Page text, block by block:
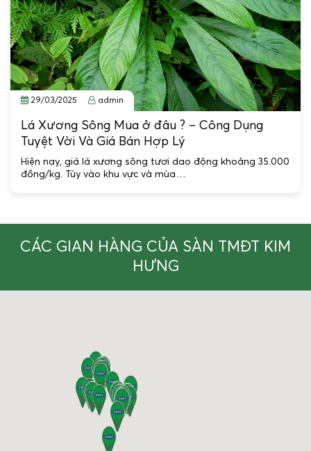
29/03/2025 admin
Lá Xương Sông Mua ở đâu ? – Công Dụng
Tuyệt Vời Và Giá Bán Hợp Lý
Hiện nay, giá lá xương sông tươi dao động khoảng 35.000
đồng/kg. Tùy vào khu vực và mùa…
CÁC GIAN HÀNG CỦA SÀN TMĐT KIM
HƯNG